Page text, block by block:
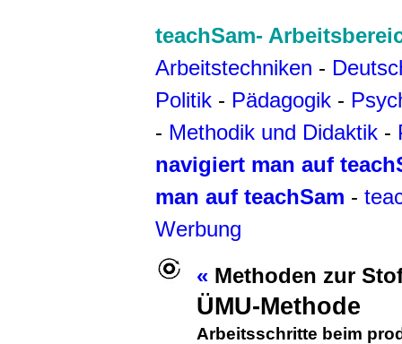
teachSam-
Arbeitstechniken -
Politik - Pädagogik -
- Methodik und Didaktik -
navigiert man auf
man auf teachSam -
Werbung
« Methoden zur
ÜMU-Methode
Arbeitsschritte beim